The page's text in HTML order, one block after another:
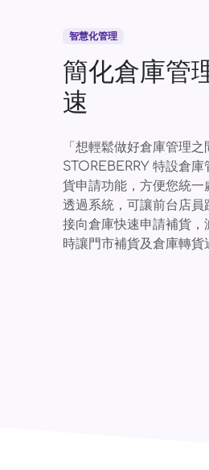
智慧化管理
簡化倉庫管
速
「想輕鬆做好倉庫管理
STOREBERRY 特設倉
貨申請功能，方便您統一
透過系統，可讓前台店
接向倉庫快速申請補貨，
時讓門市補貨及倉庫轉貨